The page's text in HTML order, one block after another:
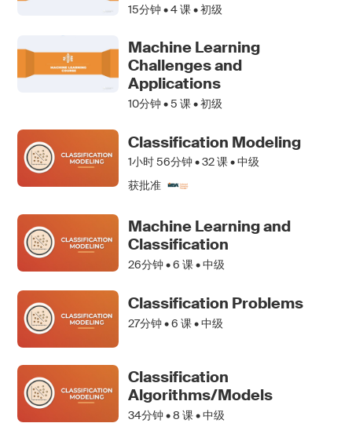
15分钟 •4课 • 初级
Machine Learning
Challenges and
Applications
10分钟 •5 课 • 初级
Classification Modeling
1小时 56分钟 •32课 • 中级
获批准
Machine Learning and
Classification
26分钟 •6 课 • 中级
Classification Problems
27分钟 •6 课 • 中级
Classification
Algorithms/Models
34分钟 •8 课 • 中级